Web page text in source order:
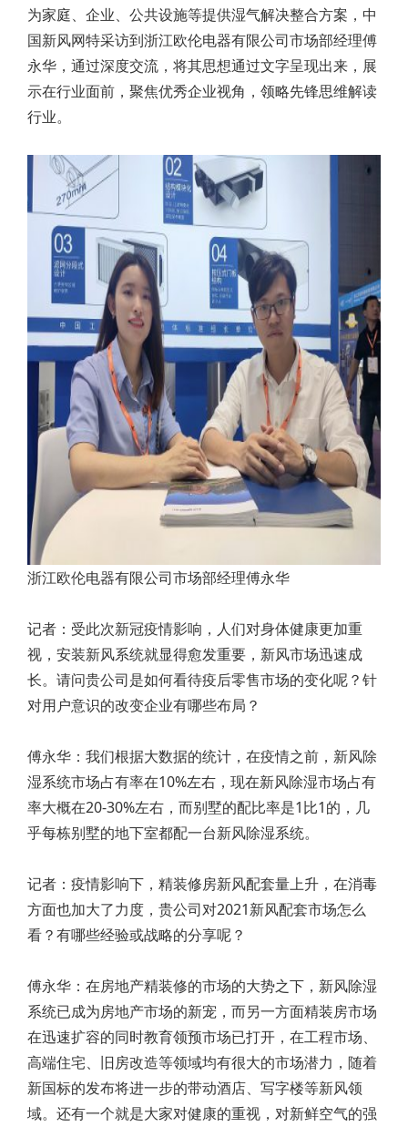
为家庭、企业、公共设施等提供湿气解决整合方案，中
国新风网特采访到浙江欧伦电器有限公司市场部经理傅
永华，通过深度交流，将其思想通过文字呈现出来，展
示在行业面前，聚焦优秀企业视角，领略先锋思维解读
行业。
浙江欧伦电器有限公司市场部经理傅永华
记者：受此次新冠疫情影响，人们对身体健康更加重
视，安装新风系统就显得愈发重要，新风市场迅速成
长。请问贵公司是如何看待疫后零售市场的变化呢？针
对用户意识的改变企业有哪些布局？
傅永华：我们根据大数据的统计，在疫情之前，新风除
湿系统市场占有率在10%左右，现在新风除湿市场占有
率大概在20-30%左右，而别墅的配比率是1比1的，几
乎每栋别墅的地下室都配一台新风除湿系统。
记者：疫情影响下，精装修房新风配套量上升，在消毒
方面也加大了力度，贵公司对2021新风配套市场怎么
看？有哪些经验或战略的分享呢？
傅永华：在房地产精装修的市场的大势之下，新风除湿
系统已成为房地产市场的新宠，而另一方面精装房市场
在迅速扩容的同时教育领预市场已打开，在工程市场、
高端住宅、旧房改造等领域均有很大的市场潜力，随着
新国标的发布将进一步的带动酒店、写字楼等新风领
域。还有一个就是大家对健康的重视，对新鲜空气的强